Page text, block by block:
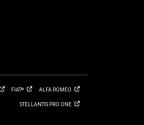
FIAT® ALFA ROMEO
STELLANTIS PRO ONE